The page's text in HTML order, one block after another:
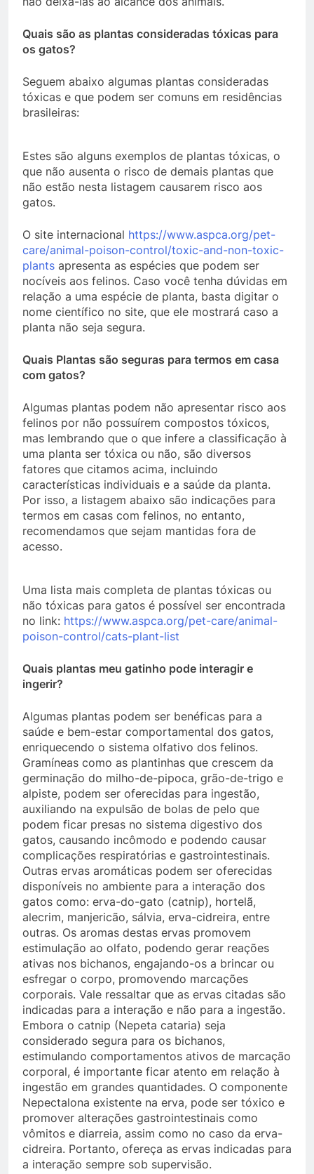
Quais são as plantas consideradas tóxicas para
os gatos?
Seguem abaixo algumas plantas consideradas
tóxicas e que podem ser comuns em residências
brasileiras:
Estes são alguns exemplos de plantas tóxicas, o
que não ausenta o risco de demais plantas que
não estão nesta listagem causarem risco aos
gatos.
O site internacional https://www.aspca.org/pet-
care/animal-poison-control/toxic-and-non-toxic-
plants apresenta as espécies que podem ser
nocíveis aos felinos. Caso você tenha dúvidas em
relação a uma espécie de planta, basta digitar o
nome científico no site, que ele mostrará caso a
planta não seja segura.
Quais Plantas são seguras para termos em casa
com gatos?
Algumas plantas podem não apresentar risco aos
felinos por não possuírem compostos tóxicos,
mas lembrando que o que infere a classificação à
uma planta ser tóxica ou não, são diversos
fatores que citamos acima, incluindo
características individuais e a saúde da planta.
Por isso, a listagem abaixo são indicações para
termos em casas com felinos, no entanto,
recomendamos que sejam mantidas fora de
acesso.
Uma lista mais completa de plantas tóxicas ou
não tóxicas para gatos é possível ser encontrada
no link: https://www.aspca.org/pet-care/animal-
poison-control/cats-plant-list
Quais plantas meu gatinho pode interagir e
ingerir?
Algumas plantas podem ser benéficas para a
saúde e bem-estar comportamental dos gatos,
enriquecendo o sistema olfativo dos felinos.
Gramíneas como as plantinhas que crescem da
germinação do milho-de-pipoca, grão-de-trigo e
alpiste, podem ser oferecidas para ingestão,
auxiliando na expulsão de bolas de pelo que
podem ficar presas no sistema digestivo dos
gatos, causando incômodo e podendo causar
complicações respiratórias e gastrointestinais.
Outras ervas aromáticas podem ser oferecidas
disponíveis no ambiente para a interação dos
gatos como: erva-do-gato (catnip), hortelã,
alecrim, manjericão, sálvia, erva-cidreira, entre
outras. Os aromas destas ervas promovem
estimulação ao olfato, podendo gerar reações
ativas nos bichanos, engajando-os a brincar ou
esfregar o corpo, promovendo marcações
corporais. Vale ressaltar que as ervas citadas são
indicadas para a interação e não para a ingestão.
Embora o catnip (Nepeta cataria) seja
considerado segura para os bichanos,
estimulando comportamentos ativos de marcação
corporal, é importante ficar atento em relação à
ingestão em grandes quantidades. O componente
Nepectalona existente na erva, pode ser tóxico e
promover alterações gastrointestinais como
vômitos e diarreia, assim como no caso da erva-
cidreira. Portanto, ofereça as ervas indicadas para
a interação sempre sob supervisão.